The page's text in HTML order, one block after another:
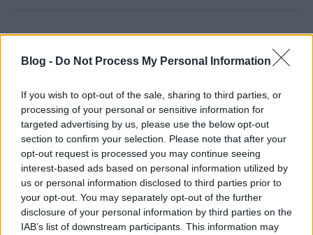
Blog - Do Not Process My Personal Information
If you wish to opt-out of the sale, sharing to third parties, or
processing of your personal or sensitive information for
targeted advertising by us, please use the below opt-out
section to confirm your selection. Please note that after your
opt-out request is processed you may continue seeing
interest-based ads based on personal information utilized by
us or personal information disclosed to third parties prior to
your opt-out. You may separately opt-out of the further
disclosure of your personal information by third parties on the
IAB’s list of downstream participants. This information may
18 éve
Ím legyen, akkor miért kellett a nyilasokat
belekeverni, és ezzel a politikát? Ha 200 éve nevesítik
először akkor miért nem annak az írásbeliség
változásainak folyamatáról szól a post? Egy szavam
nem lett volna, ha csak korrekten erről szólt volna. De
itt meg lettek említve hogy kik használják: a nyilasok
és akik manapság lengetik. Így ez akár szándékos,
akár nem szándékos de egy elég mondjuk úgy